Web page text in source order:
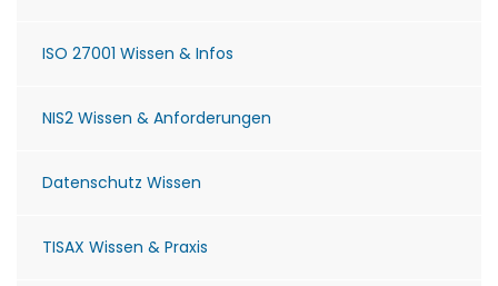
ISO 27001 Wissen & Infos
NIS2 Wissen & Anforderungen
Datenschutz Wissen
TISAX Wissen & Praxis